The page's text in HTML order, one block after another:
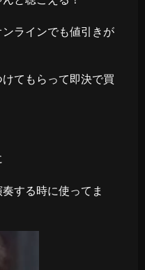
ラインでも値引きが
てもらって即決で買
する時に使ってま